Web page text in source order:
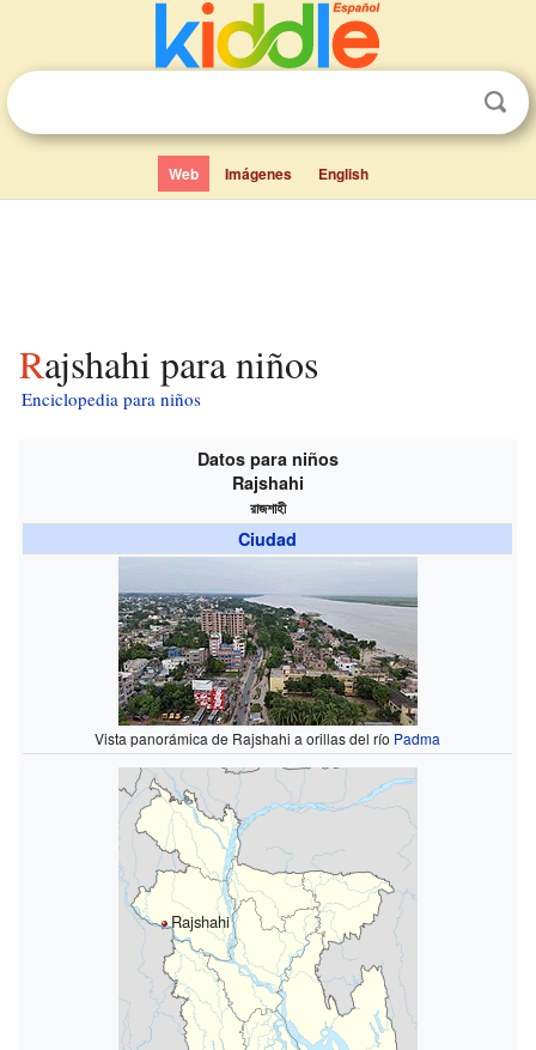
Web Imágenes English
Rajshahi para niños
Enciclopedia para niños
Datos para niños
Rajshahi
রাজশাহী
Ciudad
Vista panorámica de Rajshahi a orillas del río Padma
Rajshahi